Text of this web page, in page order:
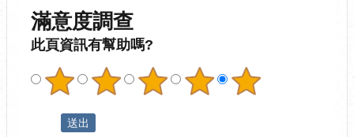
滿意度調查
此頁資訊有幫助嗎?